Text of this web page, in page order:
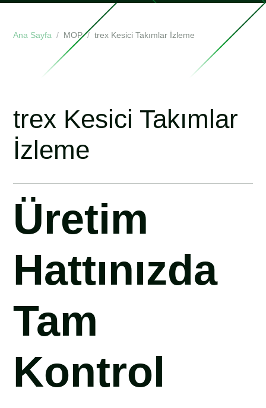
Ana Sayfa MOP trex Kesici Takımlar İzleme
trex Kesici Takımlar
İzleme
Üretim
Hattınızda
Tam
Kontrol